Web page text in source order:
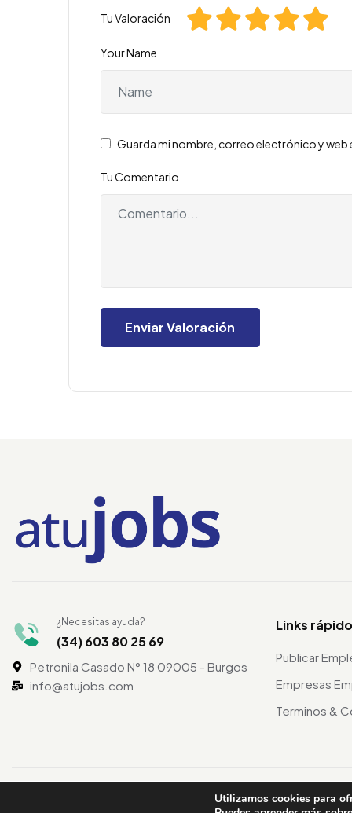
Tu Valoración
Your Name
Guarda mi nombre, correo electrónico y web
Tu Comentario
¿Necesitas ayuda?
(34) 603 80 25 69
Petronila Casado N° 18 09005 - Burgos
info@atujobs.com
Links
Publicar
Empresas
Terminos &
©2024 atuJobs – Derechos ReservadosUtilizamos cookies para